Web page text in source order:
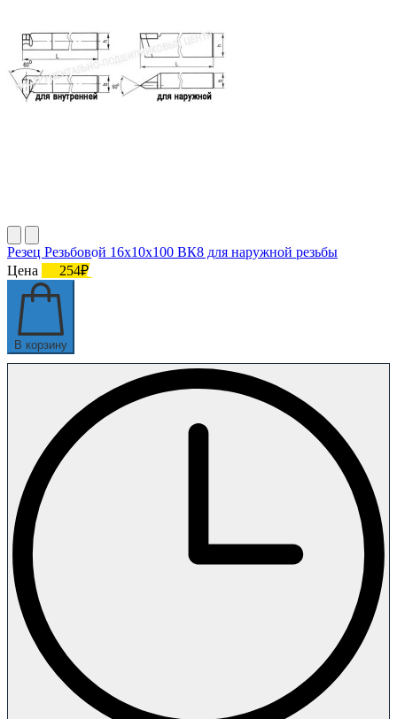
Резец Резьбовой 16х10х100 ВК8 для наружной резьбы
Цена
254₽
В корзину